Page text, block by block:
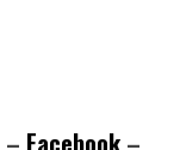
– Facebook–